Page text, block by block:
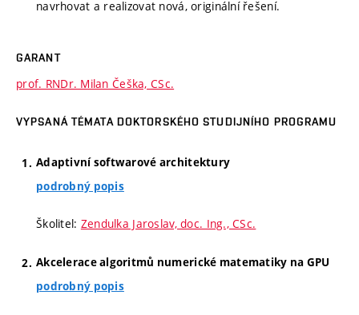
navrhovat a realizovat nová, originální řešení.
GARANT
prof. RNDr. Milan Češka, CSc.
VYPSANÁ TÉMATA DOKTORSKÉHO STUDIJNÍHO PROGRAMU
Adaptivní softwarové architektury
podrobný popis
Školitel: Zendulka Jaroslav, doc. Ing., CSc.
Akcelerace algoritmů numerické matematiky na GPU
podrobný popis